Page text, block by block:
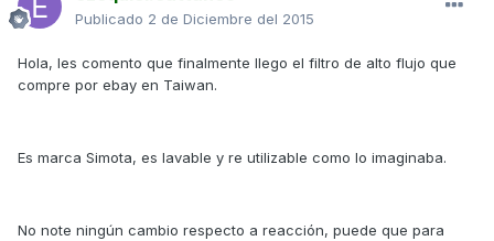
Publicado 2 de Diciembre del 2015
Hola, les comento que finalmente llego el filtro de alto flujo que
compre por ebay en Taiwan.
Es marca Simota, es lavable y re utilizable como lo imaginaba.
No note ningún cambio respecto a reacción, puede que para